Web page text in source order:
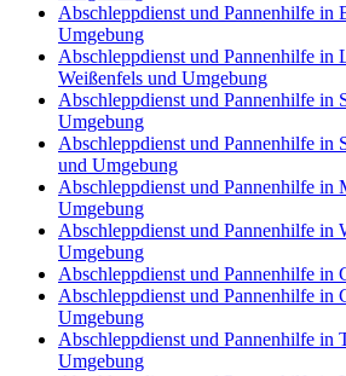
Abschleppdienst und Pannenhilfe in
Umgebung
Abschleppdienst und Pannenhilfe in
Weißenfels und Umgebung
Abschleppdienst und Pannenhilfe in
Umgebung
Abschleppdienst und Pannenhilfe in
und Umgebung
Abschleppdienst und Pannenhilfe in
Umgebung
Abschleppdienst und Pannenhilfe in
Umgebung
Abschleppdienst und Pannenhilfe in
Abschleppdienst und Pannenhilfe in
Umgebung
Abschleppdienst und Pannenhilfe in
Umgebung